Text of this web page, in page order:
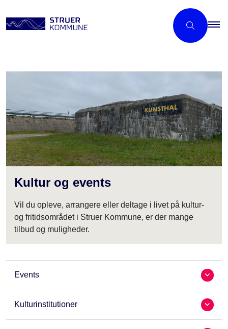
Kultur og events
Vil du opleve, arrangere eller deltage i livet på kultur-
og fritidsområdet i Struer Kommune, er der mange
tilbud og muligheder.
Events
Kulturinstitutioner